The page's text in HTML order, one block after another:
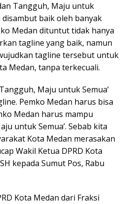
Tangguh, Maju untuk
disambut baik oleh banyak
Medan dituntut tidak hanya
tagline yang baik, namun
tagline tersebut untuk
Medan, tanpa terkecuali.
Maju untuk Semua’
Pemko Medan harus bisa
Medan harus mampu
untuk Semua’. Sebab kita
Kota Medan merasakan
Wakil Ketua DPRD Kota
kepada Sumut Pos, Rabu
Kota Medan dari Fraksi